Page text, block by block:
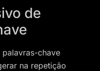
de
chave
na repetição